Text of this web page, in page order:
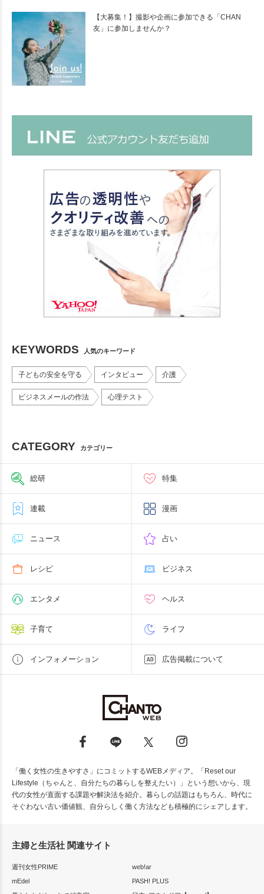
【大募集！】撮影や企画に参加できる「CHAN
友」に参加しませんか？
KEYWORDS 人気のキーワード
子どもの安全を守る インタビュー 介護
ビジネスメールの作法 心理テスト
CATEGORY カテゴリー
総研 特集
連載 漫画
ニュース 占い
レシピ ビジネス
エンタメ ヘルス
子育て ライフ
インフォメーション 広告掲載について
「働く女性の生きやすさ」にコミットするWEBメディア。「Reset our
Lifestyle（ちゃんと、自分たちの暮らしを整えたい）」という想いから、現
代の女性が直面する課題や解決法を紹介。暮らしの話題はもちろん、時代に
そぐわない古い価値観、自分らしく働く方法なども積極的にシェアします。
主婦と生活社 関連サイト
週刊女性PRIME
web!ar
mEdel
PASH! PLUS